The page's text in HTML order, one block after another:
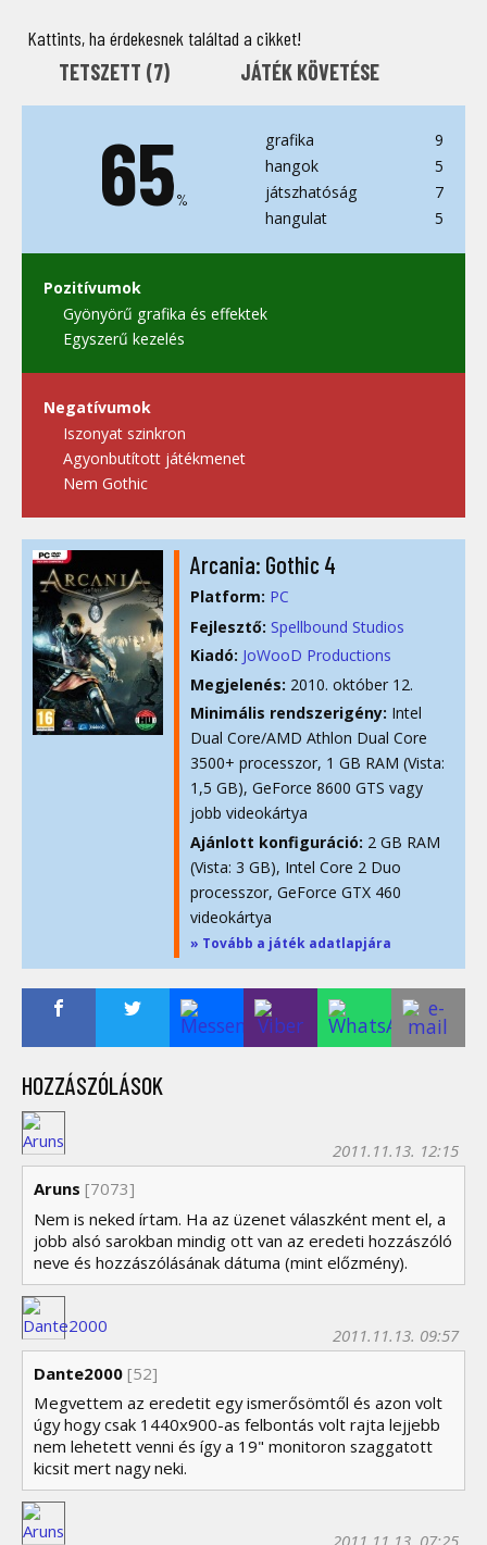
Kattints, ha érdekesnek találtad a cikket!
TETSZETT (7) JÁTÉK KÖVETÉSE
65%
grafika
9
hangok
5
játszhatóság
7
hangulat
5
Pozitívumok
Gyönyörű grafika és effektek
Egyszerű kezelés
Negatívumok
Iszonyat szinkron
Agyonbutított játékmenet
Nem Gothic
Arcania: Gothic 4
Platform: PC
Fejlesztő: Spellbound Studios
Kiadó: JoWooD Productions
Megjelenés: 2010. október 12.
Minimális rendszerigény: Intel
Dual Core/AMD Athlon Dual Core
3500+ processzor, 1 GB RAM (Vista:
1,5 GB), GeForce 8600 GTS vagy
jobb videokártya
Ajánlott konfiguráció: 2 GB RAM
(Vista: 3 GB), Intel Core 2 Duo
processzor, GeForce GTX 460
videokártya
» Tovább a játék adatlapjára
HOZZÁSZÓLÁSOK
Aruns
2011.11.13. 12:15
[7073]
Nem is neked írtam. Ha az üzenet válaszként ment el, a
jobb alsó sarokban mindig ott van az eredeti hozzászóló
neve és hozzászólásának dátuma (mint előzmény).
Dante2000
2011.11.13. 09:57
[52]
Megvettem az eredetit egy ismerősömtől és azon volt
úgy hogy csak 1440x900-as felbontás volt rajta lejjebb
nem lehetett venni és így a 19" monitoron szaggatott
kicsit mert nagy neki.